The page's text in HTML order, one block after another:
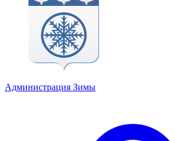
Администрация Зимы